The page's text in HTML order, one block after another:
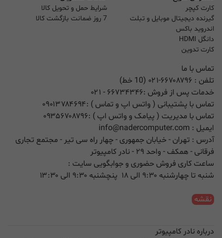
کارت کپچر
گیرنده دیجیتال موبایل و تبلت
اندروید باکس
دانگل HDMI
کارت تدوین
شرایط حمل و تحویل کالا
7 روز ضمانت بازگشت کالا
تماس با ما
تلفن : ۰۲۱-۶۶۷۰۸۷۹۶ (10 خط)
خدمات پس از فروش :۶۶۷۳۴۳۴۶ - ۰۲۱
تماس با پشتیبانی ( واتس اپ و تماس ) :۰۹۰۱۳۷۸۴۶۹۴
تماس با مدیریت ( پیامک و واتس اپ ) :۰۹۳۵۶۷۰۸۷۹۶
ایمیل : info@nadercomputer.com
آدرس : تهران - خیابان جمهوری - چهار راه سی تیر - مجتمع تجاری
فرقانی - همکف - واحد ۲۹ - نادر کامپیوتر
ساعت کاری فروش حضوری و جوابگویی سایت :
شنبه تا چهارشنبه ۹:۳۰ الی ۱۸ پنچشنبه ۹:۳۰ الی ۱۳:۳۰
نقشه
درباره نادر کامپیوتر